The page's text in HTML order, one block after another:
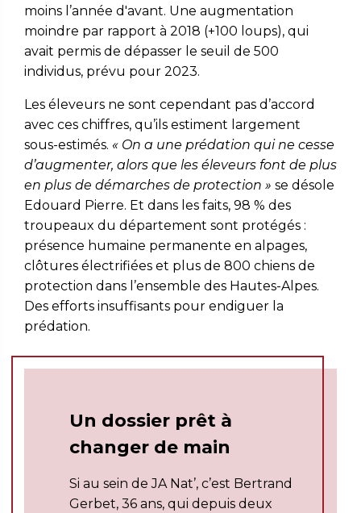
moins l’année d'avant. Une augmentation
moindre par rapport à 2018 (+100 loups), qui
avait permis de dépasser le seuil de 500
individus, prévu pour 2023.
Les éleveurs ne sont cependant pas d’accord
avec ces chiffres, qu’ils estiment largement
sous-estimés. « On a une prédation qui ne cesse
d’augmenter, alors que les éleveurs font de plus
en plus de démarches de protection » se désole
Edouard Pierre. Et dans les faits, 98 % des
troupeaux du département sont protégés :
présence humaine permanente en alpages,
clôtures électrifiées et plus de 800 chiens de
protection dans l’ensemble des Hautes-Alpes.
Des efforts insuffisants pour endiguer la
prédation.
Un dossier prêt à
changer de main
Si au sein de JA Nat’, c’est Bertrand
Gerbet, 36 ans, qui depuis deux